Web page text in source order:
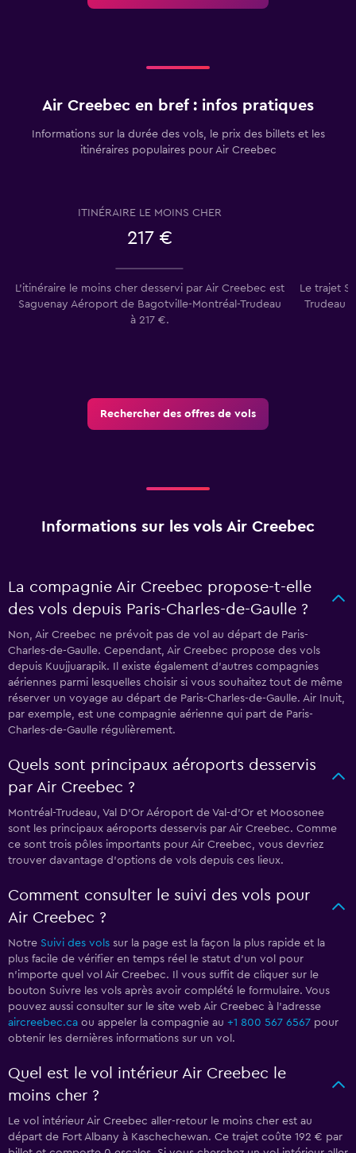
Air Creebec en bref : infos pratiques
Informations sur la durée des vols, le prix des billets et les
itinéraires populaires pour Air Creebec
ITINÉRAIRE LE MOINS CHER
217 €
L’itinéraire le moins cher desservi par Air Creebec est
Saguenay Aéroport de Bagotville-Montréal-Trudeau
à 217 €.
Le trajet
Trudeau
Rechercher des offres de vols
Informations sur les vols Air Creebec
La compagnie Air Creebec propose-t-elle
des vols depuis Paris-Charles-de-Gaulle ?
Non, Air Creebec ne prévoit pas de vol au départ de Paris-
Charles-de-Gaulle. Cependant, Air Creebec propose des vols
depuis Kuujjuarapik. Il existe également d'autres compagnies
aériennes parmi lesquelles choisir si vous souhaitez tout de même
réserver un voyage au départ de Paris-Charles-de-Gaulle. Air Inuit,
par exemple, est une compagnie aérienne qui part de Paris-
Charles-de-Gaulle régulièrement.
Quels sont principaux aéroports desservis
par Air Creebec ?
Montréal-Trudeau, Val D'Or Aéroport de Val-d'Or et Moosonee
sont les principaux aéroports desservis par Air Creebec. Comme
ce sont trois pôles importants pour Air Creebec, vous devriez
trouver davantage d'options de vols depuis ces lieux.
Comment consulter le suivi des vols pour
Air Creebec ?
Notre Suivi des vols sur la page est la façon la plus rapide et la
plus facile de vérifier en temps réel le statut d'un vol pour
n'importe quel vol Air Creebec. Il vous suffit de cliquer sur le
bouton Suivre les vols après avoir complété le formulaire. Vous
pouvez aussi consulter sur le site web Air Creebec à l'adresse
aircreebec.ca ou appeler la compagnie au +1 800 567 6567 pour
obtenir les dernières informations sur un vol.
Quel est le vol intérieur Air Creebec le
moins cher ?
Le vol intérieur Air Creebec aller-retour le moins cher est au
départ de Fort Albany à Kaschechewan. Ce trajet coûte 192 € par